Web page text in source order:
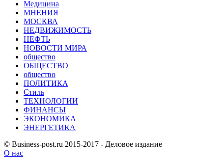
Медицина
МНЕНИЯ
МОСКВА
НЕДВИЖИМОСТЬ
НЕФТЬ
НОВОСТИ МИРА
общество
ОБЩЕСТВО
общество
ПОЛИТИКА
Стиль
ТЕХНОЛОГИИ
ФИНАНСЫ
ЭКОНОМИКА
ЭНЕРГЕТИКА
© Business-post.ru 2015-2017 - Деловое издание
О нас